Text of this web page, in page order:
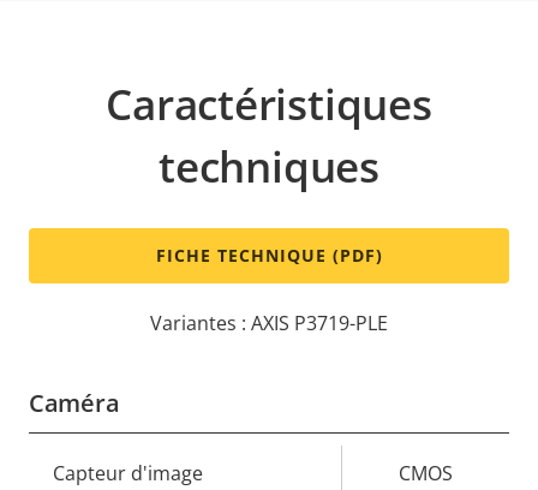
Caractéristiques
techniques
FICHE TECHNIQUE (PDF)
Variantes : AXIS P3719-PLE
Caméra
Description
Capteur d'image CMOS